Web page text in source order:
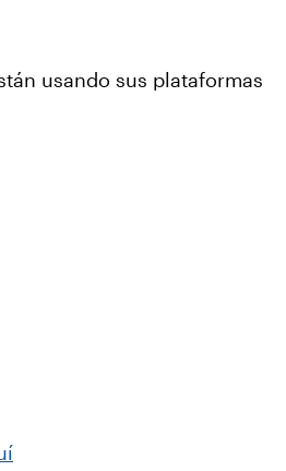
usando sus plataformas